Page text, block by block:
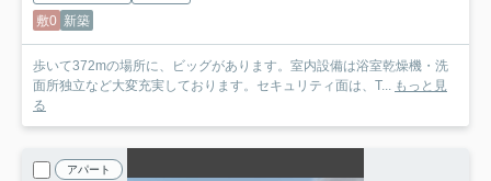
敷0 新築
歩いて372mの場所に、ビッグがあります。室内設備は浴室乾燥機・洗
面所独立など大変充実しております。セキュリティ面は、T... もっと見
る
アパート